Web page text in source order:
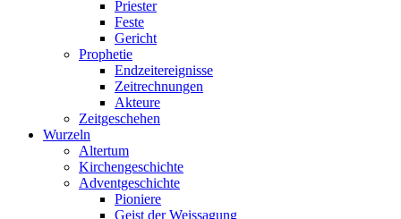
Priester
Feste
Gericht
Prophetie
Endzeitereignisse
Zeitrechnungen
Akteure
Zeitgeschehen
Wurzeln
Altertum
Kirchengeschichte
Adventgeschichte
Pioniere
Geist der Weissagung